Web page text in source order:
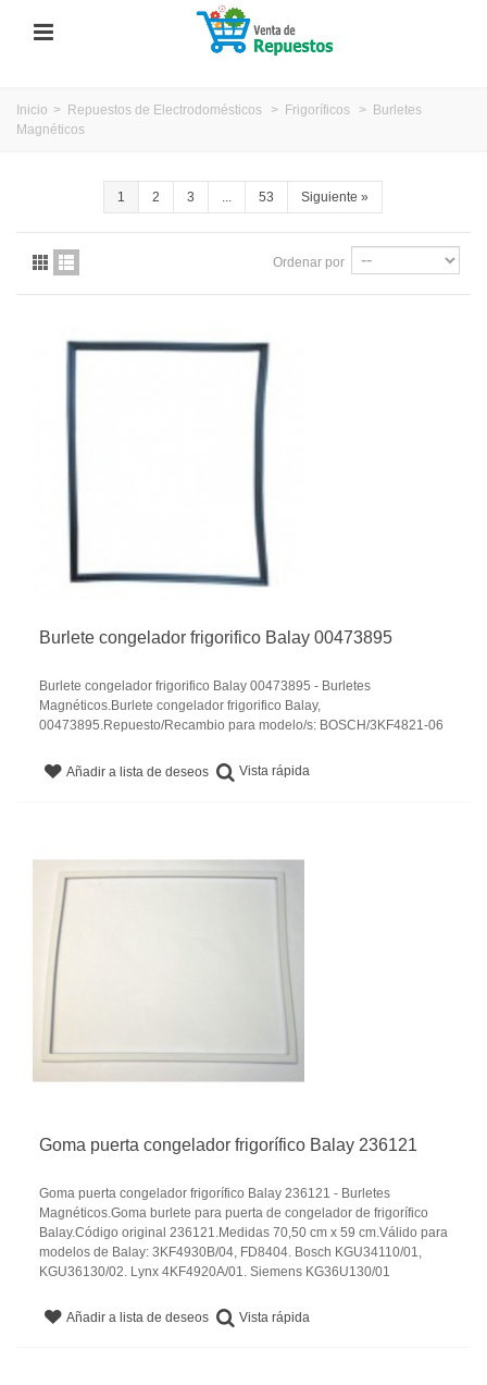
Inicio > Repuestos de Electrodomésticos > Frigoríficos > Burletes
Magnéticos
1 2 3 ... 53 Siguiente »
Ordenar por
Burlete congelador frigorifico Balay 00473895
Burlete congelador frigorifico Balay 00473895 - Burletes
Magnéticos.Burlete congelador frigorifico Balay,
00473895.Repuesto/Recambio para modelo/s: BOSCH/3KF4821-06
Añadir a lista de deseos Vista rápida
Goma puerta congelador frigorífico Balay 236121
Goma puerta congelador frigorífico Balay 236121 - Burletes
Magnéticos.Goma burlete para puerta de congelador de frigorífico
Balay.Código original 236121.Medidas 70,50 cm x 59 cm.Válido para
modelos de Balay: 3KF4930B/04, FD8404. Bosch KGU34110/01,
KGU36130/02. Lynx 4KF4920A/01. Siemens KG36U130/01
Añadir a lista de deseos Vista rápida